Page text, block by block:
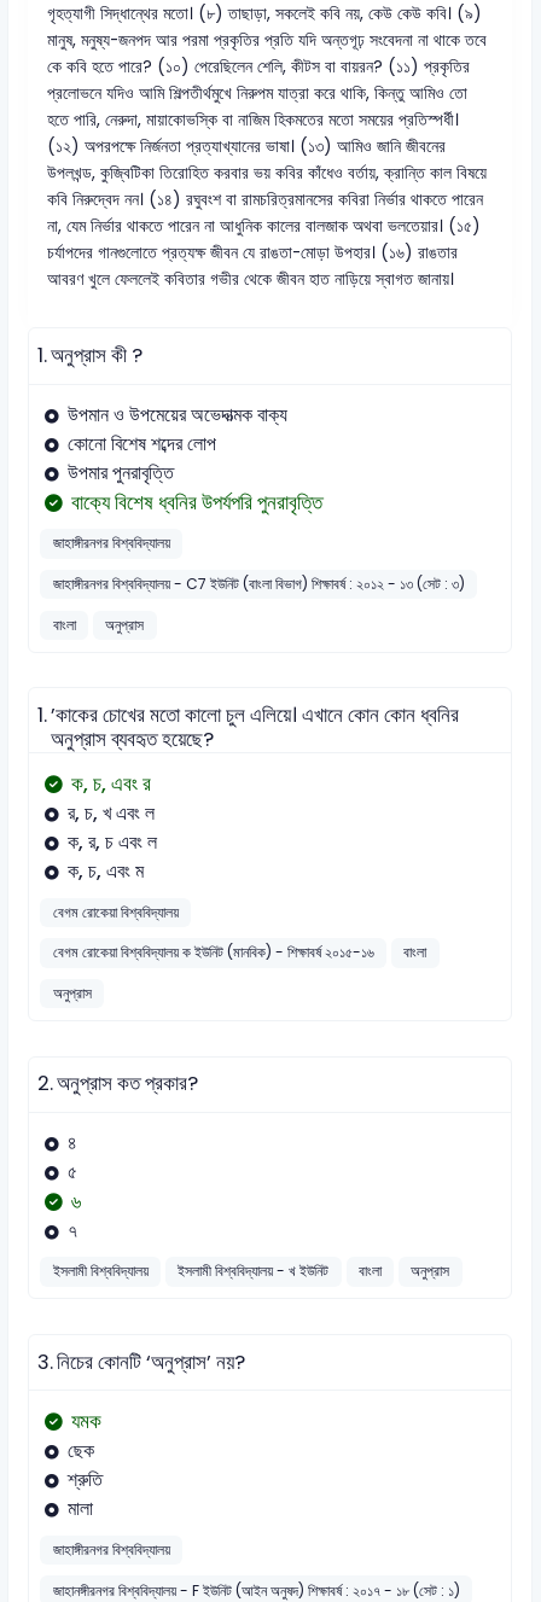
গৃহত্যাগী সিদ্ধান্থের মতো। (৮) তাছাড়া, সকলেই কবি নয়, কেউ কেউ কবি। (৯)
মানুষ, মনুষ্য-জনপদ আর পরমা প্রকৃতির প্রতি যদি অন্তগূঢ় সংবেদনা না থাকে তবে
কে কবি হতে পারে? (১০) পেরেছিলেন শেলি, কীটস বা বায়রন? (১১) প্রকৃতির
প্রলোভনে যদিও আমি শিল্পতীর্থমুখে নিরুপম যাত্রা করে থাকি, কিন্তু আমিও তো
হতে পারি, নেরুদা, মায়াকোভস্কি বা নাজিম হিকমতের মতো সময়ের প্রতিস্পর্ধী।
(১২) অপরপক্ষে নির্জনতা প্রত্যাখ্যানের ভাষা। (১৩) আমিও জানি জীবনের
উপলখন্ড, কুজ্বিটিকা তিরোহিত করবার ভয় কবির কাঁধেও বর্তায়, ক্রান্তি কাল বিষয়ে
কবি নিরুদ্বেদ নন। (১৪) রঘুবংশ বা রামচরিত্রমানসের কবিরা নির্ভার থাকতে পারেন
না, যেম নির্ভার থাকতে পারেন না আধুনিক কালের বালজাক অথবা ভলতেয়ার। (১৫)
চর্যাপদের গানগুলোতে প্রত্যক্ষ জীবন যে রাঙতা-মোড়া উপহার। (১৬) রাঙতার
আবরণ খুলে ফেললেই কবিতার গভীর থেকে জীবন হাত নাড়িয়ে স্বাগত জানায়।
1.অনুপ্রাস কী ?
উপমান ও উপমেয়ের অভেদাত্মক বাক্য
কোনো বিশেষ শব্দের লোপ
উপমার পুনরাবৃত্তি
বাক্যে বিশেষ ধ্বনির উপর্যপরি পুনরাবৃত্তি
জাহাঙ্গীরনগর বিশ্ববিদ্যালয়
জাহাঙ্গীরনগর বিশ্ববিদ্যালয় - C7 ইউনিট (বাংলা বিভাগ) শিক্ষাবর্ষ : ২০১২ - ১৩ (সেট : ৩)
বাংলা
অনুপ্রাস
1.’কাকের চোখের মতো কালো চুল এলিয়ে। এখানে কোন কোন ধ্বনির
অনুপ্রাস ব্যবহৃত হয়েছে?
ক, চ, এবং র
র, চ, খ এবং ল
ক, র, চ এবং ল
ক, চ, এবং ম
বেগম রোকেয়া বিশ্ববিদ্যালয়
বেগম রোকেয়া বিশ্ববিদ্যালয় ক ইউনিট (মানবিক) - শিক্ষাবর্ষ ২০১৫-১৬
বাংলা
অনুপ্রাস
2.অনুপ্রাস কত প্রকার?
৪
৫
৬
৭
ইসলামী বিশ্ববিদ্যালয় ইসলামী বিশ্ববিদ্যালয় - খ ইউনিট বাংলা অনুপ্রাস
3.নিচের কোনটি ‘অনুপ্রাস’ নয়?
যমক
ছেক
শ্রুতি
মালা
জাহাঙ্গীরনগর বিশ্ববিদ্যালয়
জাহানঙ্গীরনগর বিশ্ববিদ্যালয় - F ইউনিট (আইন অনুষদ) শিক্ষাবর্ষ : ২০১৭ - ১৮ (সেট : ১)